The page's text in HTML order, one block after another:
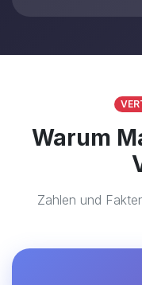
Warum
Zahlen und